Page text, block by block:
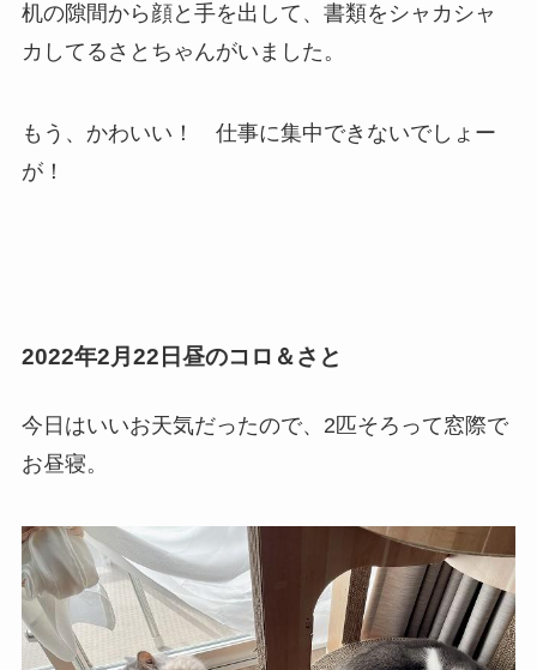
机の隙間から顔と手を出して、書類をシャカシャ
カしてるさとちゃんがいました。
もう、かわいい！ 仕事に集中できないでしょー
が！
2022年2月22日昼のコロ＆さと
今日はいいお天気だったので、2匹そろって窓際で
お昼寝。